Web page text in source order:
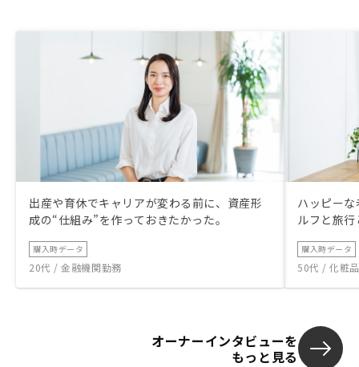
出産や育休でキャリアが変わる前に、資産形
成の“仕組み”を作っておきたかった。
購入時データ
20代 / 金融機関勤務
ハッピー
ルフと旅
購入時データ
50代 / 化粧
オーナーインタビューを
もっと見る